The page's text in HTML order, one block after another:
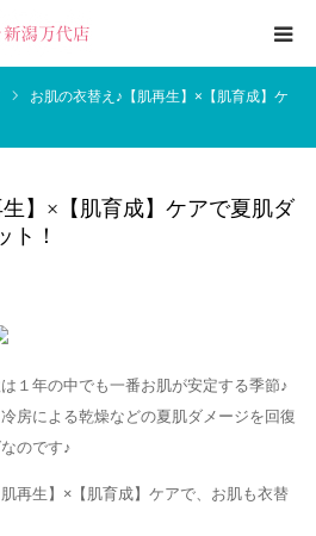
お肌の衣替え♪【肌再生】×【肌育成】ケ
】×【肌育成】ケアで夏肌ダ
ト！
１年の中でも一番お肌が安定する季節♪
房による乾燥などの夏肌ダメージを回復
のです♪
再生】×【肌育成】ケアで、お肌も衣替